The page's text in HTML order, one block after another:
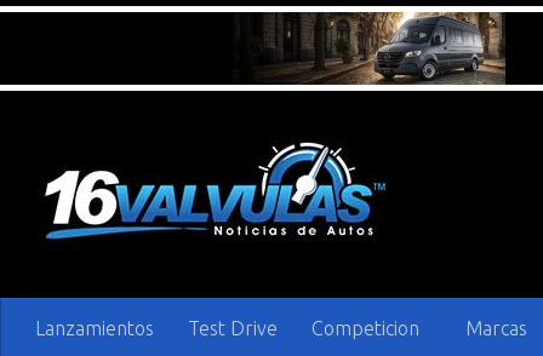
Lanzamientos Test Drive Competicion Marcas